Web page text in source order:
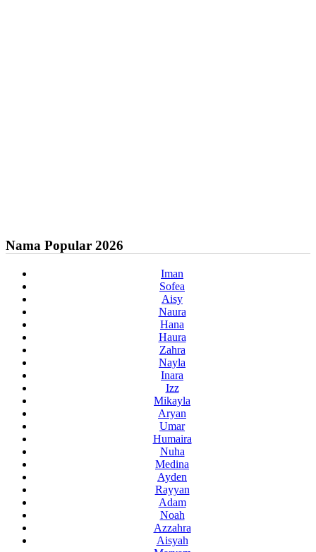
Nama Popular 2026
Iman
Sofea
Aisy
Naura
Hana
Haura
Zahra
Nayla
Inara
Izz
Mikayla
Aryan
Umar
Humaira
Nuha
Medina
Ayden
Rayyan
Adam
Noah
Azzahra
Aisyah